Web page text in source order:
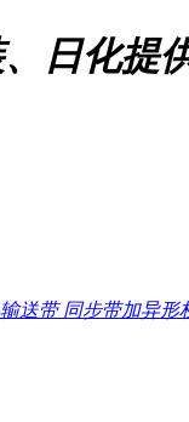
日化提
送带 同步带加异形